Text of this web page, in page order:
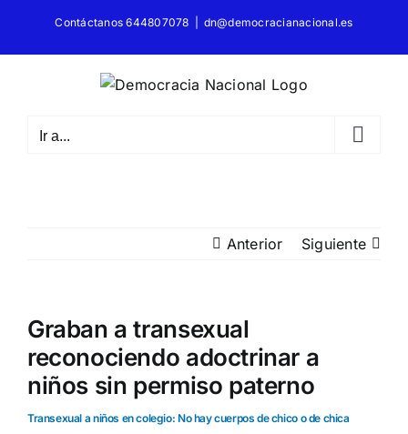
contenido
Contáctanos 644807078 dn@democracianacional.es
Ir a...
Anterior Siguiente
Graban a transexual
reconociendo adoctrinar a
niños sin permiso paterno
Transexual a niños en colegio: No hay cuerpos de chico o de chica